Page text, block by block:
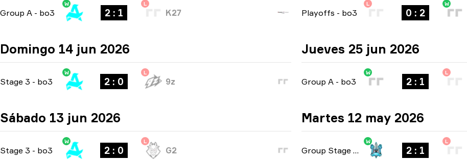
Group A - bo3
W
2 : 1
L
K27
Domingo 14 jun 2026
Stage 3 - bo3
W
2 : 0
L
9z
Sábado 13 jun 2026
Stage 3 - bo3
W
2 : 0
L
G2
Playoffs - bo3
L
0 : 2
W
Jueves 25 jun 2026
Group A - bo3
W
2 : 1
L
Martes 12 may 2026
Group Stage bo3
W
2 : 1
L